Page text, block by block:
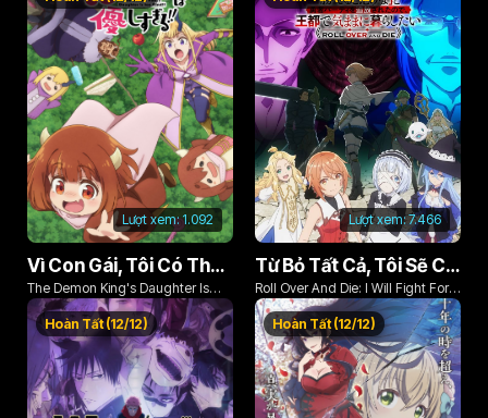
Lượt xem:1.092
Vì Con Gái, Tôi Có Thể Đánh Bại Cả Ma Vương
The Demon King's Daughter Is
Too Kind!!
Lượt xem:7.466
Từ Bỏ Tất Cả, Tôi Sẽ Chiến Đấu Cho Một Cuộc Sống Bình Thường Với Tình Yêu Của Đời Mình Và Chiếc Thanh Kiếm Bị Nguyền Rủa!
Roll Over And Die: I Will Fight For
An Ordinary Life With My Love And
Cursed Sword!
Hoàn Tất (12/12) Hoàn Tất (12/12)